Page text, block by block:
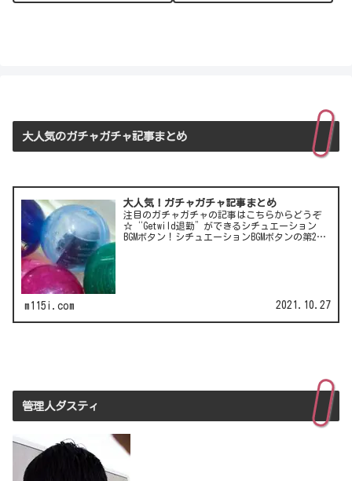
大人気のガチャガチャ記事まとめ
大人気！ガチャガチャ記事まとめ
注目のガチャガチャの記事はこちらからどうぞ
☆“Getwild退勤”ができるシチュエーション
BGMボタン！シチュエーションBGMボタンの第2
m115i.com 2021.10.27
管理人ダスティ